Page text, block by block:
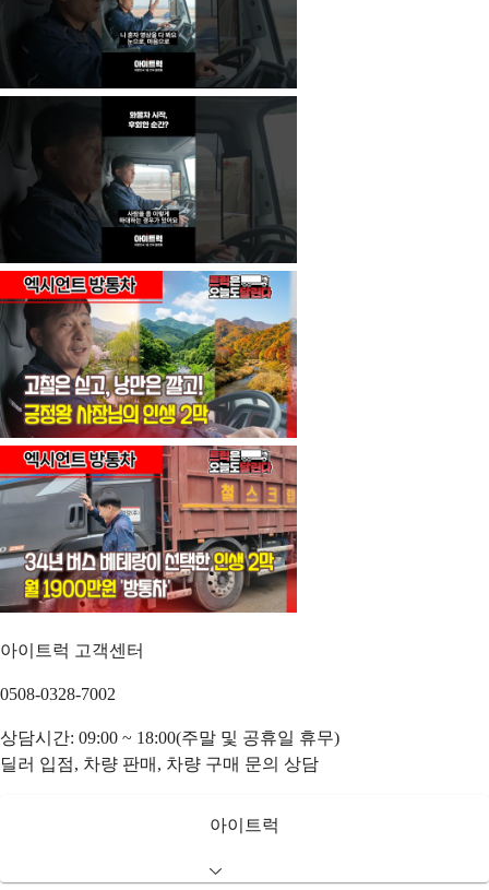
아이트럭 고객센터
0508-0328-7002
상담시간: 09:00 ~ 18:00(주말 및 공휴일 휴무)
딜러 입점, 차량 판매, 차량 구매 문의 상담
아이트럭